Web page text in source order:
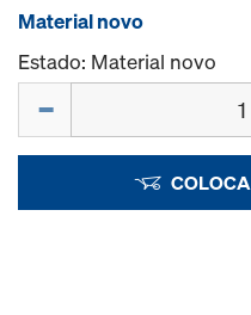
Material novo
Estado: Material novo